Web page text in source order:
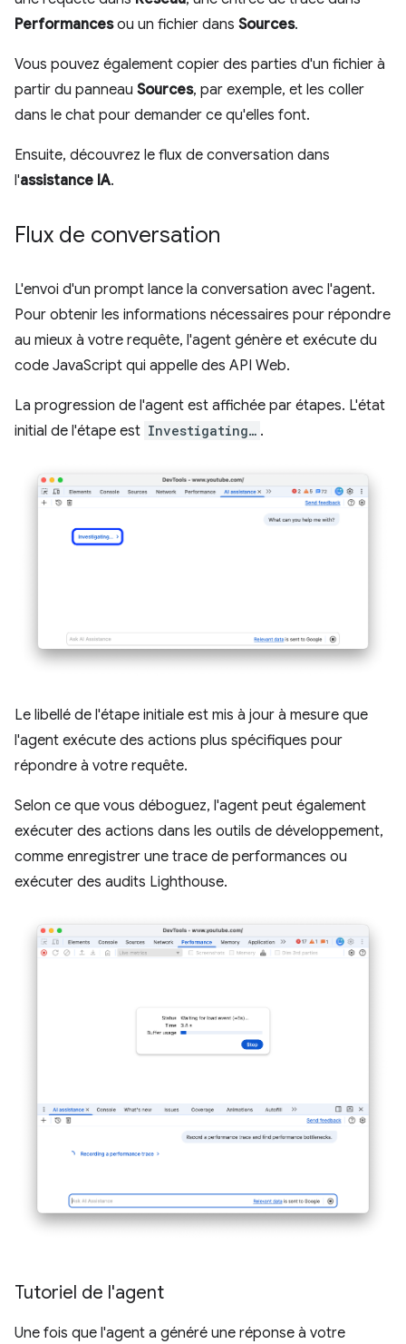
Performancesou un fichier dans Sources.
Vous pouvez également copier des parties d'un fichier à
partir du panneau Sources, par exemple, et les coller
dans le chat pour demander ce qu'elles font.
Ensuite, découvrez le flux de conversation dans
l'assistance IA.
Flux de conversation
L'envoi d'un prompt lance la conversation avec l'agent.
Pour obtenir les informations nécessaires pour répondre
au mieux à votre requête, l'agent génère et exécute du
code JavaScript qui appelle des API Web.
La progression de l'agent est affichée par étapes. L'état
initial de l'étape est Investigating… .
Le libellé de l'étape initiale est mis à jour à mesure que
l'agent exécute des actions plus spécifiques pour
répondre à votre requête.
Selon ce que vous déboguez, l'agent peut également
exécuter des actions dans les outils de développement,
comme enregistrer une trace de performances ou
exécuter des audits Lighthouse.
Tutoriel de l'agent
Une fois que l'agent a généré une réponse à votre